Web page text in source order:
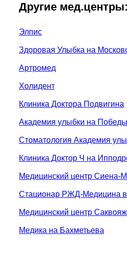
Другие мед.центры:
Элпис
Здоровая Улыбка на
Артромед
Холидент
Клиника Доктора Подвигина
Академия улыбки на Победы
Стоматология Академия
Клиника Доктор Ч на
Медицинский центр Сиена-
Стационар РЖД-Медицина в
Медицинский центр
Медика на Бахметьева